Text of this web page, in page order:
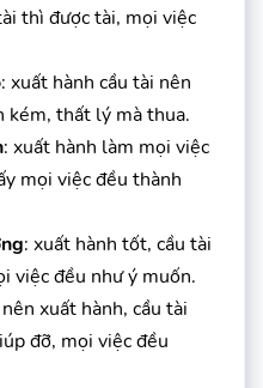
thì được tài, mọi việc
: xuất hành cầu tài nên
kém, thất lý mà thua.
: xuất hành làm mọi việc
mọi việc đều thành
: xuất hành tốt, cầu tài
việc đều như ý muốn.
xuất hành, cầu tài
đỡ, mọi việc đều